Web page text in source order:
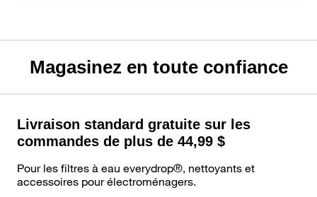
Magasinez en toute confiance
Livraison standard gratuite sur les
commandes de plus de 44,99 $
Pour les filtres à eau everydrop®, nettoyants et
accessoires pour électroménagers.